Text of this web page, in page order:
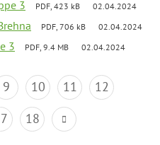
3 PDF, 423 kB 02.04.2024
PDF, 706 kB 02.04.2024
3 PDF, 9.4 MB 02.04.2024
9 10 11
12
18